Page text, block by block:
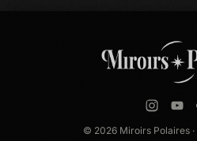
© 2026 Miroirs Polaires ·